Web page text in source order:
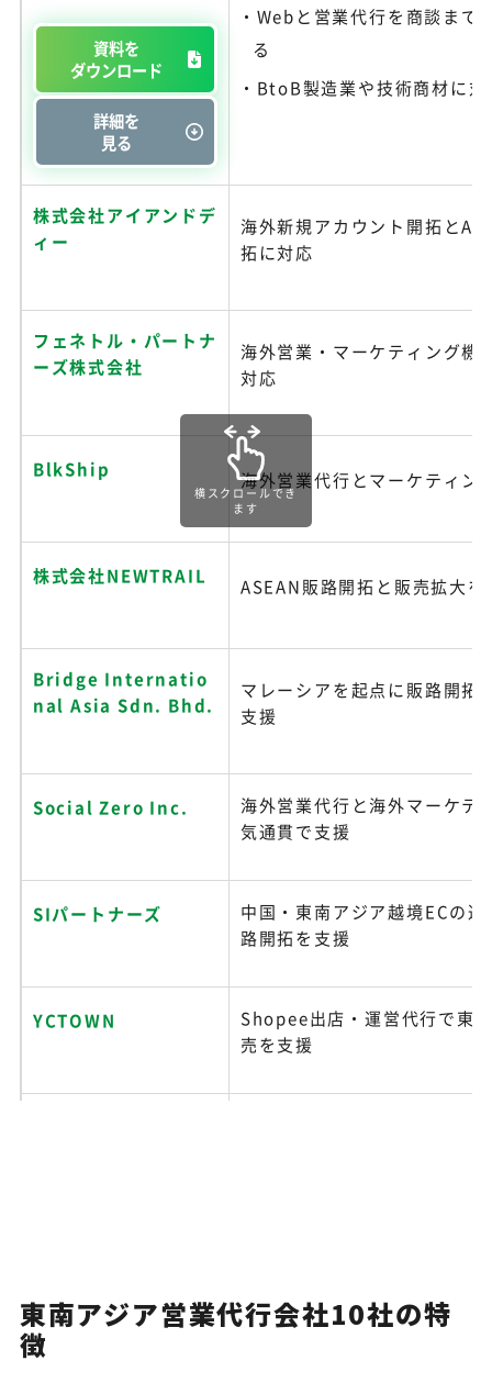
資料を
ダウンロード
詳細を
見る
Webと営業代行を商談まで
る
BtoB製造業や技術商材に対
株式会社アイアンドデ
ィー
海外新規アカウント開拓と
拓に対応
フェネトル・パートナ
ーズ株式会社
海外営業・マーケティング機
対応
BlkShip 海外営業代行とマーケティン
株式会社NEWTRAIL ASEAN販路開拓と販売拡大を
Bridge Internatio
nal Asia Sdn. Bhd.
マレーシアを起点に販路開拓
支援
Social Zero Inc.
海外営業代行と海外マーケテ
気通貫で支援
SIパートナーズ
中国・東南アジア越境ECの
路開拓を支援
YCTOWN
Shopee出店・運営代行で東
売を支援
横スクロールでき
ます
東南アジア営業代行会社10社の特
徴